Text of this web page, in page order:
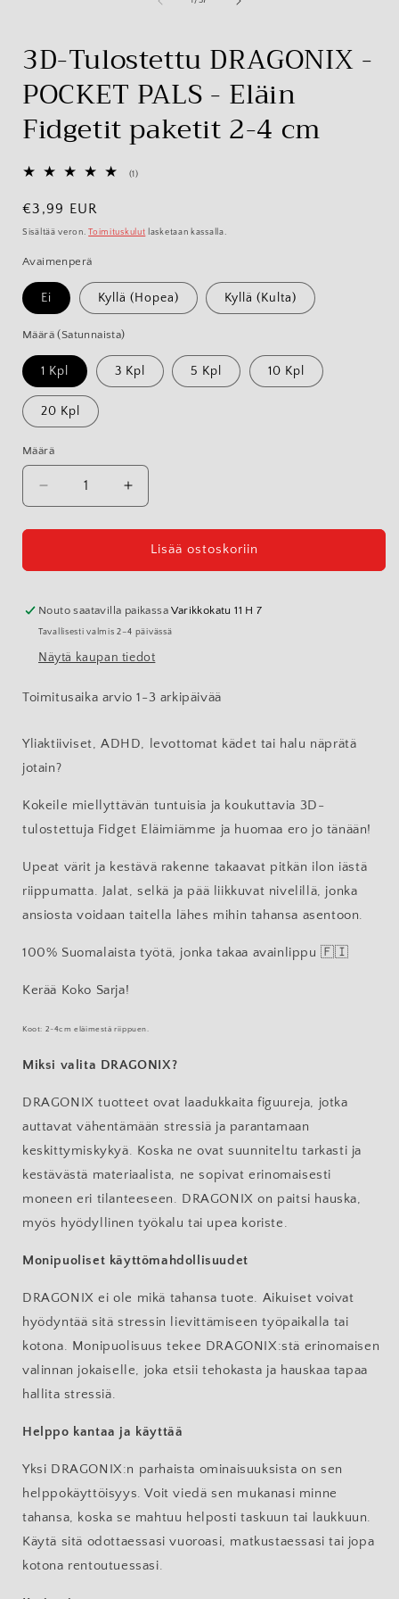
3D-Tulostettu DRAGONIX -
POCKET PALS - Eläin
Fidgetit paketit 2-4 cm
(1)1
Normaalihinta
€3,99 EUR
Sisältää veron.Toimituskulut lasketaan kassalla.
Avaimenperä
Ei Kyllä (Hopea) Kyllä (Kulta)
Määrä (Satunnaista)
1 Kpl 3 Kpl 5 Kpl 10 Kpl
20 Kpl
Määrä
Vähennä
tuotteen
3D-
DRAGONIX
POCKET
PALS
Eläin
paketit
4
määrää
Lisää
tuotteen
3D-
Tulostettu
DRAGONIX
POCKET
PALS
Eläin
paketit
4
Lisää ostoskoriin
Nouto saatavilla paikassaVarikkokatu 11 H 7
Tavallisesti valmis 2–4 päivässä
Näytä kaupan tiedot
Toimitusaika arvio 1-3 arkipäivää
Yliaktiiviset, ADHD, levottomat kädet tai halu näprätä
jotain?
Kokeile miellyttävän tuntuisia ja koukuttavia 3D-
tulostettuja Fidget Eläimiämme ja huomaa ero jo tänään!
Upeat värit ja kestävä rakenne takaavat pitkän ilon iästä
riippumatta. Jalat, selkä ja pää liikkuvat nivelillä, jonka
ansiosta voidaan taitella lähes mihin tahansa asentoon.
100% Suomalaista työtä, jonka takaa avainlippu 🇫🇮
Kerää Koko Sarja!
Koot: 2-4cm eläimestä riippuen.
Miksi valita DRAGONIX?
DRAGONIX tuotteet ovat laadukkaita figuureja, jotka
auttavat vähentämään stressiä ja parantamaan
keskittymiskykyä. Koska ne ovat suunniteltu tarkasti ja
kestävästä materiaalista, ne sopivat erinomaisesti
moneen eri tilanteeseen. DRAGONIX on paitsi hauska,
myös hyödyllinen työkalu tai upea koriste.
Monipuoliset käyttömahdollisuudet
DRAGONIX ei ole mikä tahansa tuote. Aikuiset voivat
hyödyntää sitä stressin lievittämiseen työpaikalla tai
kotona. Monipuolisuus tekee DRAGONIX:stä erinomaisen
valinnan jokaiselle, joka etsii tehokasta ja hauskaa tapaa
hallita stressiä.
Helppo kantaa ja käyttää
Yksi DRAGONIX:n parhaista ominaisuuksista on sen
helppokäyttöisyys. Voit viedä sen mukanasi minne
tahansa, koska se mahtuu helposti taskuun tai laukkuun.
Käytä sitä odottaessasi vuoroasi, matkustaessasi tai jopa
kotona rentoutuessasi.